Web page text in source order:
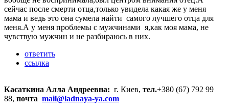
сейчас после смерти отца,только увидела какая же у меня
мама и ведь это она сумела найти самого лучшего отца для
меня.А у меня проблемы с мужчинами я,как моя мама, не
чувствую мужчин и не разбираюсь в них.
ответить
ссылка
Касаткина Алла Андреевна: г. Киев, тел.+380 (67) 792 99
88, почта mail@ladnaya-ya.com